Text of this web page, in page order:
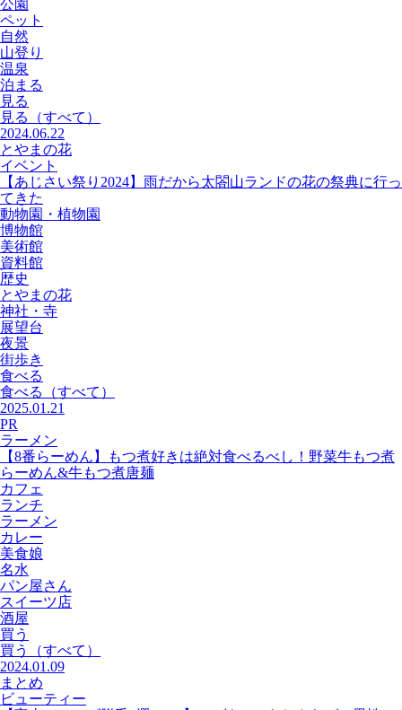
公園
ペット
自然
山登り
温泉
泊まる
見る
見る
（すべて）
2024.06.22
とやまの花
イベント
【あじさい祭り2024】雨だから太閤山ランドの花の祭典に行っ
てきた
動物園・植物園
博物館
美術館
資料館
歴史
とやまの花
神社・寺
展望台
夜景
街歩き
食べる
食べる
（すべて）
2025.01.21
PR
ラーメン
【8番らーめん】もつ煮好きは絶対食べるべし！野菜牛もつ煮
らーめん&牛もつ煮唐麺
カフェ
ランチ
ラーメン
カレー
美食娘
名水
パン屋さん
スイーツ店
酒屋
買う
買う
（すべて）
2024.01.09
まとめ
ビューティー